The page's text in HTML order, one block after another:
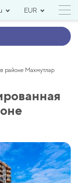
EUR
районе Махмутлар